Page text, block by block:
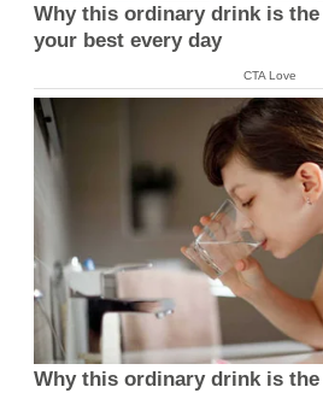
Why this ordinary drink is
your best every day
CTA Love
Why this ordinary drink is